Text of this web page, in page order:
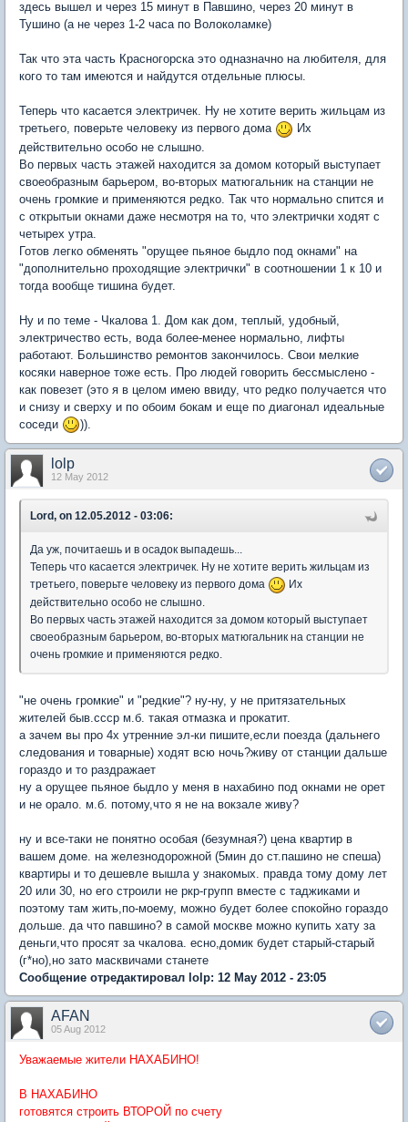
здесь вышел и через 15 минут в Павшино, через 20 минут в
Тушино (а не через 1-2 часа по Волоколамке)
Так что эта часть Красногорска это одназначно на любителя, для
кого то там имеются и найдутся отдельные плюсы.
Теперь что касается электричек. Ну не хотите верить жильцам из
третьего, поверьте человеку из первого дома
Их
действительно особо не слышно.
Во первых часть этажей находится за домом который выступает
своеобразным барьером, во-вторых матюгальник на станции не
очень громкие и применяются редко. Так что нормально спится и
с открытыи окнами даже несмотря на то, что электрички ходят с
четырех утра.
Готов легко обменять "орущее пьяное быдло под окнами" на
"дополнительно проходящие электрички" в соотношении 1 к 10 и
тогда вообще тишина будет.
Ну и по теме - Чкалова 1. Дом как дом, теплый, удобный,
электричество есть, вода более-менее нормально, лифты
работают. Большинство ремонтов закончилось. Свои мелкие
косяки наверное тоже есть. Про людей говорить бессмыслено -
как повезет (это я в целом имею ввиду, что редко получается что
и снизу и сверху и по обоим бокам и еще по диагонал идеальные
соседи
)).
lolp
12 May 2012
Lord, on 12.05.2012 - 03:06:
Да уж, почитаешь и в осадок выпадешь...
Теперь что касается электричек. Ну не хотите верить жильцам из
третьего, поверьте человеку из первого дома
Их
действительно особо не слышно.
Во первых часть этажей находится за домом который выступает
своеобразным барьером, во-вторых матюгальник на станции не
очень громкие и применяются редко.
"не очень громкие" и "редкие"? ну-ну, у не притязательных
жителей быв.ссср м.б. такая отмазка и прокатит.
а зачем вы про 4х утренние эл-ки пишите,если поезда (дальнего
следования и товарные) ходят всю ночь?живу от станции дальше
гораздо и то раздражает
ну а орущее пьяное быдло у меня в нахабино под окнами не орет
и не орало. м.б. потому,что я не на вокзале живу?
ну и все-таки не понятно особая (безумная?) цена квартир в
вашем доме. на железнодорожной (5мин до ст.пашино не спеша)
квартиры и то дешевле вышла у знакомых. правда тому дому лет
20 или 30, но его строили не ркр-групп вместе с таджиками и
поэтому там жить,по-моему, можно будет более спокойно гораздо
дольше. да что павшино? в самой москве можно купить хату за
деньги,что просят за чкалова. есно,домик будет старый-старый
(г*но),но зато масквичами станете
Сообщение отредактировал lolp: 12 May 2012 - 23:05
AFAN
05 Aug 2012
Уважаемые жители НАХАБИНО!
В НАХАБИНО
готовятся строить ВТОРОЙ по счету